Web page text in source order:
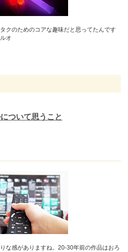
クのためのコアな趣味だと思ってたんです
オ
ついて思うこと
な感がありますね。20-30年前の作品はおろ